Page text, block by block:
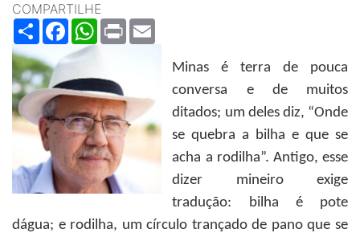
COMPARTILHE
ShareFacebookWhatsApp
Print
Minas é terra de pouca
conversa e de muitos
ditados; um deles diz, “Onde
se quebra a bilha e que se
acha a rodilha”. Antigo, esse
dizer mineiro exige
tradução: bilha é pote
dágua; e rodilha, um círculo trançado de pano que se